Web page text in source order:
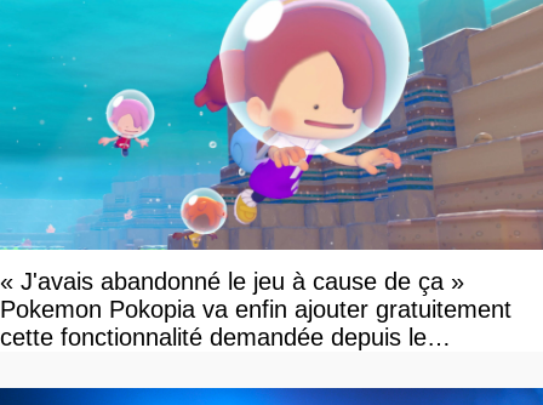
« J'avais abandonné le jeu à cause de ça »
Pokemon Pokopia va enfin ajouter gratuitement
cette fonctionnalité demandée depuis le